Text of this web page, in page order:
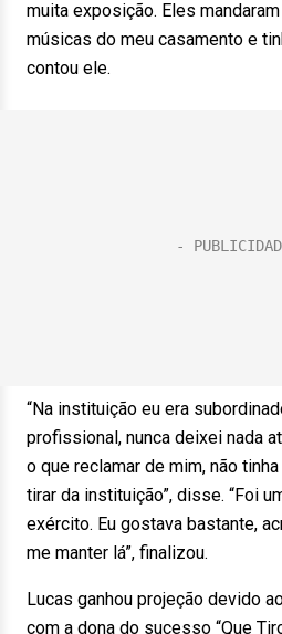
muita exposição. Eles
músicas do meu casamento e
contou ele.
“Na instituição eu era
profissional, nunca deixei nada
o que reclamar de mim, não
tirar da instituição”, disse. “Foi
exército. Eu gostava bastante,
me manter lá”, finalizou.
Lucas ganhou projeção devido
com a dona do sucesso “Que